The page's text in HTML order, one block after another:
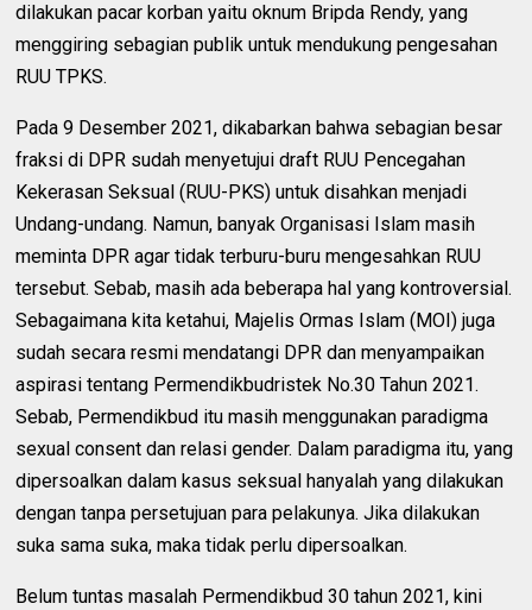
dilakukan pacar korban yaitu oknum Bripda Rendy, yang
menggiring sebagian publik untuk mendukung pengesahan
RUU TPKS.
Pada 9 Desember 2021, dikabarkan bahwa sebagian besar
fraksi di DPR sudah menyetujui draft RUU Pencegahan
Kekerasan Seksual (RUU-PKS) untuk disahkan menjadi
Undang-undang. Namun, banyak Organisasi Islam masih
meminta DPR agar tidak terburu-buru mengesahkan RUU
tersebut. Sebab, masih ada beberapa hal yang kontroversial.
Sebagaimana kita ketahui, Majelis Ormas Islam (MOI) juga
sudah secara resmi mendatangi DPR dan menyampaikan
aspirasi tentang Permendikbudristek No.30 Tahun 2021.
Sebab, Permendikbud itu masih menggunakan paradigma
sexual consent dan relasi gender. Dalam paradigma itu, yang
dipersoalkan dalam kasus seksual hanyalah yang dilakukan
dengan tanpa persetujuan para pelakunya. Jika dilakukan
suka sama suka, maka tidak perlu dipersoalkan.
Belum tuntas masalah Permendikbud 30 tahun 2021, kini